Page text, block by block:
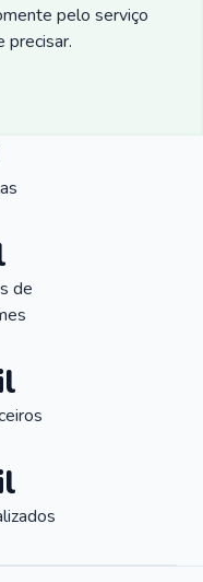
pelo serviço
precisar.
de